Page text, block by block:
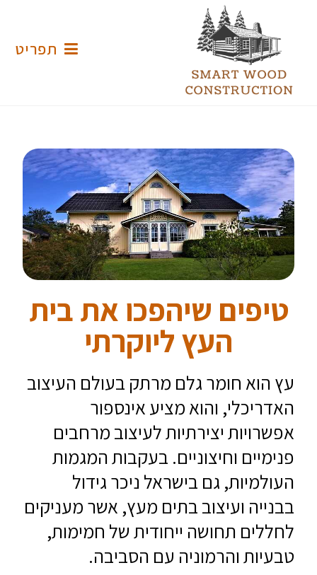
תפריט
טיפים שיהפכו את בית
העץ ליוקרתי
עץ הוא חומר גלם מרתק בעולם העיצוב
האדריכלי, והוא מציע אינספור
אפשרויות יצירתיות לעיצוב מרחבים
פנימיים וחיצוניים. בעקבות המגמות
העולמיות, גם בישראל ניכר גידול
בבנייה ועיצוב בתים מעץ, אשר מעניקים
לחללים תחושה ייחודית של חמימות,
טבעיות והרמוניה עם הסביבה.